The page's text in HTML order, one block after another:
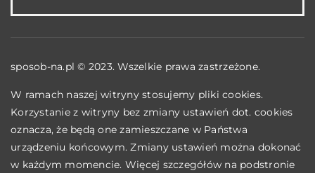
sposob-na.pl © 2023. Wszelkie prawa zastrzeżone.
W ramach naszej witryny stosujemy pliki cookies.
Korzystanie z witryny bez zmiany ustawień dot. cookies
oznacza, że będą one zamieszczane w Państwa
urządzeniu końcowym. Zmiany ustawień można dokonać
w każdym momencie. Więcej szczegółów na podstronie